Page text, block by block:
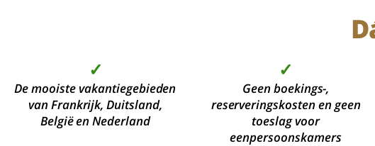
✓
De mooiste vakantiegebieden
van Frankrijk, Duitsland,
België en Nederland
✓
Geen boekings-,
reserveringskosten en geen
toeslag voor
eenpersoonskamers